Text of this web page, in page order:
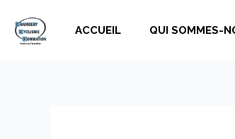
contenu
ACCUEIL QUI SOMMES-
de